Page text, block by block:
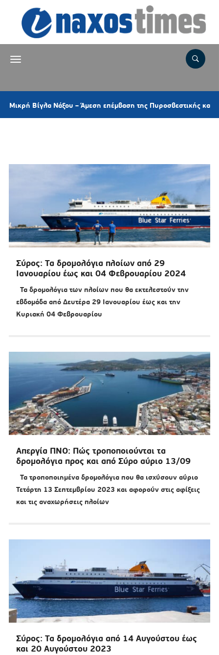
Νάξου – Άμεση επέμβαση της Πυροσβεστικής και
Σύρος: Τα δρομολόγια πλοίων από 29
Ιανουαρίου έως και 04 Φεβρουαρίου 2024
Τα δρομολόγια των πλοίων που θα εκτελεστούν την
εβδομάδα από Δευτέρα 29 Ιανουαρίου έως και την
Κυριακή 04 Φεβρουαρίου
Απεργία ΠΝΟ: Πώς τροποποιούνται τα
δρομολόγια προς και από Σύρο αύριο 13/09
Τα τροποποιημένα δρομολόγια που θα ισχύσουν αύριο
Τετάρτη 13 Σεπτεμβρίου 2023 και αφορούν στις αφίξεις
και τις αναχωρήσεις πλοίων
Σύρος: Τα δρομολόγια από 14 Αυγούστου έως
και 20 Αυγούστου 2023